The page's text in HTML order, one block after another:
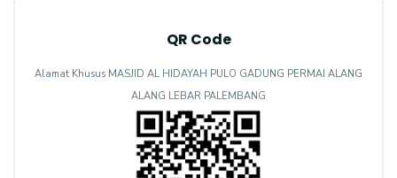
QR Code
Alamat Khusus MASJID AL HIDAYAH PULO GADUNG PERMAI ALANG
ALANG LEBAR PALEMBANG